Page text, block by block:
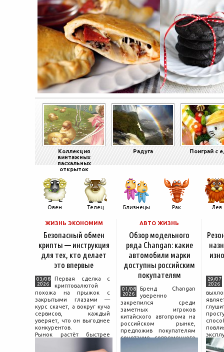
Коллекция
винтажных
пасхальных
открыток
Радуга Поиграй с
Овен Телец Близнецы Рак Лев
ЖИЗНЬ ЭКОНОМИМ
Безопасный обмен
крипты — инструкция
для тех, кто делает
это впервые
03/08
2026
Первая сделка с
криптовалютой
похожа на прыжок с
закрытыми глазами —
курс скачет, а вокруг куча
сервисов, каждый
уверяет, что он выгоднее
конкурентов.
Рынок растёт быстрее
поведения на нём.
АВТО ЖИЗНЬ
Обзор модельного
ряда Changan: какие
автомобили марки
доступны российским
покупателям
01/08
2026
Бренд Changan
уверенно
закрепился среди
заметных игроков
китайского автопрома на
российском рынке,
предложив покупателям
сочетание современного
29/07
2026
и